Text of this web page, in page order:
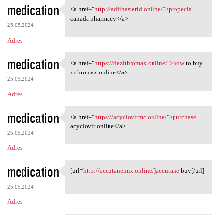
medication
25.05.2024
Adres
<a href="http://adfinasterid
<a href="http://adfinasterid.online/">propecia
canada pharmacy</a>
medication
25.05.2024
Adres
<a href="https://dezithromax
<a href="https://dezithromax.online/">howto buy
zithromax online</a>
medication
25.05.2024
Adres
<a href="https://acyclovirmc
<a href="https://acyclovirmc.online/">purchase
acyclovir online</a>
medication
25.05.2024
Adres
[url=http://accutanemix
[url=http://accutanemix.online/]accutanebuy[/url]